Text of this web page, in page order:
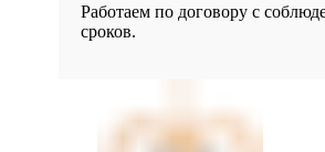
Работаем по договору с
сроков.